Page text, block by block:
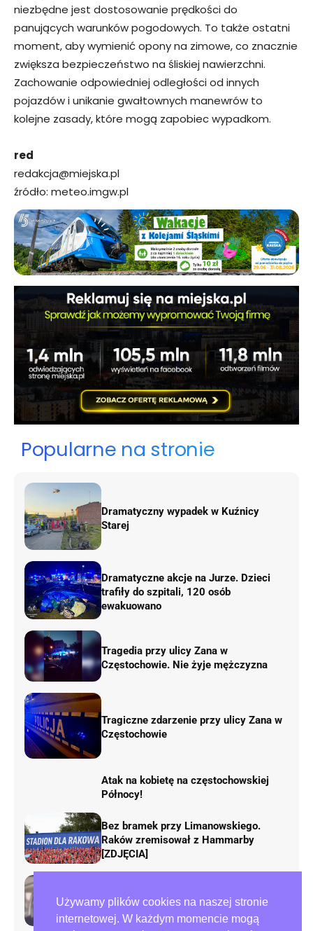
Używamy plików cookies na naszej stronie
internetowej. W każdym momencie mogą
niezbędne jest dostosowanie prędkości do
panujących warunków pogodowych. To także ostatni
moment, aby wymienić opony na zimowe, co znacznie
zwiększa bezpieczeństwo na śliskiej nawierzchni.
Zachowanie odpowiedniej odległości od innych
pojazdów i unikanie gwałtownych manewrów to
kolejne zasady, które mogą zapobiec wypadkom.
red
redakcja@miejska.pl
źródło: meteo.imgw.pl
Popularne na stronie
Dramatyczny wypadek w Kuźnicy
Starej
Dramatyczne akcje na Jurze. Dzieci
trafiły do szpitali, 120 osób
ewakuowano
Tragedia przy ulicy Zana w
Częstochowie. Nie żyje mężczyzna
Tragiczne zdarzenie przy ulicy Zana w
Częstochowie
Atak na kobietę na częstochowskiej
Północy!
Bez bramek przy Limanowskiego.
Raków zremisował z Hammarby
[ZDJĘCIA]
48-latka zatrzymana po ataku na
kierowcę w Częstochowie